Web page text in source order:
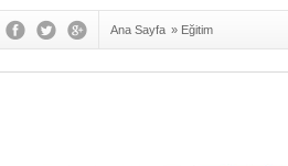
Ana Sayfa » Eğitim